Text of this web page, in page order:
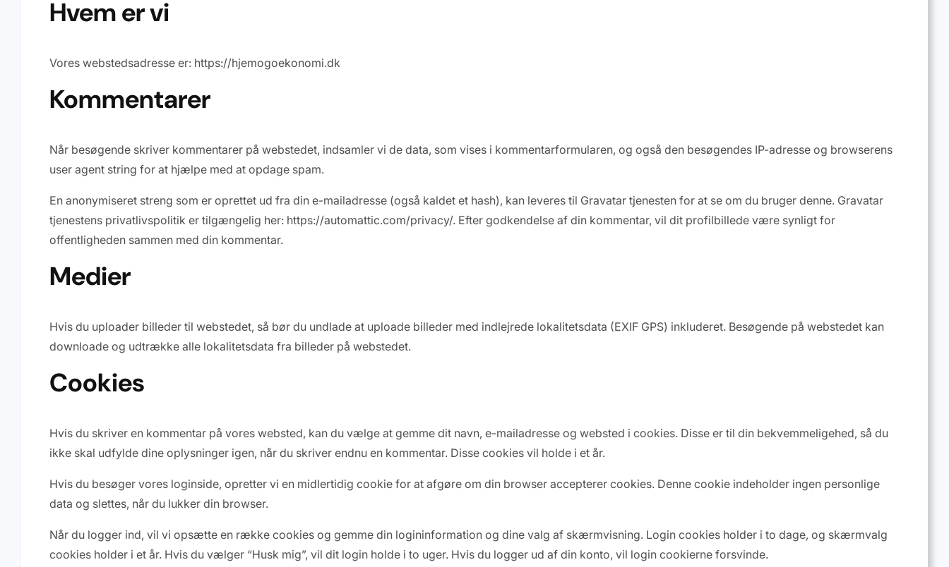
Hvem er vi
Vores webstedsadresse er: https://hjemogoekonomi.dk
Kommentarer
Når besøgende skriver kommentarer på webstedet, indsamler vi de data, som vises i kommentarformularen, og også den besøgendes IP-adresse og browserens
user agent string for at hjælpe med at opdage spam.
En anonymiseret streng som er oprettet ud fra din e-mailadresse (også kaldet et hash), kan leveres til Gravatar tjenesten for at se om du bruger denne. Gravatar
tjenestens privatlivspolitik er tilgængelig her: https://automattic.com/privacy/. Efter godkendelse af din kommentar, vil dit profilbillede være synligt for
offentligheden sammen med din kommentar.
Medier
Hvis du uploader billeder til webstedet, så bør du undlade at uploade billeder med indlejrede lokalitetsdata (EXIF GPS) inkluderet. Besøgende på webstedet kan
downloade og udtrække alle lokalitetsdata fra billeder på webstedet.
Cookies
Hvis du skriver en kommentar på vores websted, kan du vælge at gemme dit navn, e-mailadresse og websted i cookies. Disse er til din bekvemmeligehed, så du
ikke skal udfylde dine oplysninger igen, når du skriver endnu en kommentar. Disse cookies vil holde i et år.
Hvis du besøger vores loginside, opretter vi en midlertidig cookie for at afgøre om din browser accepterer cookies. Denne cookie indeholder ingen personlige
data og slettes, når du lukker din browser.
Når du logger ind, vil vi opsætte en række cookies og gemme din logininformation og dine valg af skærmvisning. Login cookies holder i to dage, og skærmvalg
cookies holder i et år. Hvis du vælger “Husk mig”, vil dit login holde i to uger. Hvis du logger ud af din konto, vil login cookierne forsvinde.